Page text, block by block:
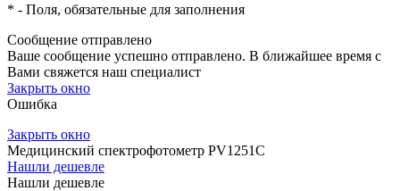
* - Поля, обязательные для заполнения
Сообщение отправлено
Ваше сообщение успешно отправлено. В ближайшее время с
Вами свяжется наш специалист
Закрыть окно
Ошибка
Закрыть окно
Медицинский спектрофотометр PV1251C
Нашли дешевле
Нашли дешевле